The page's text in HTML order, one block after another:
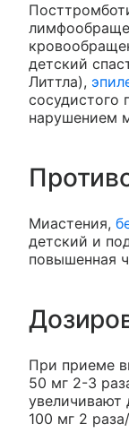
детский
Литтла),
сосудистого
нарушением
Миастения,
детский и
повышенная
При приеме
50 мг 2-3
увеличивают
100 мг 2